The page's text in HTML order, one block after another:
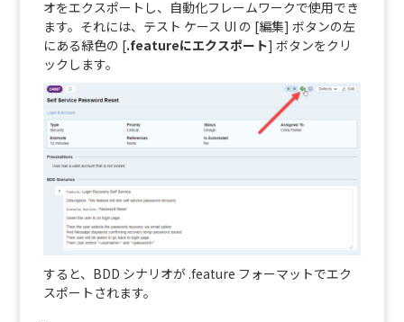
オをエクスポートし、自動化フレームワークで使用でき
ます。それには、テスト ケース UI の [編集] ボタンの左
にある緑色の [.featureにエクスポート] ボタンをクリ
ックします。
すると、BDD シナリオが .feature フォーマットでエク
スポートされます。